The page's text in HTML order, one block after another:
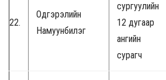
22.
Одгэрэлийн
Намуунбилэг
сургуулийн
12 дугаар
ангийн
сурагч